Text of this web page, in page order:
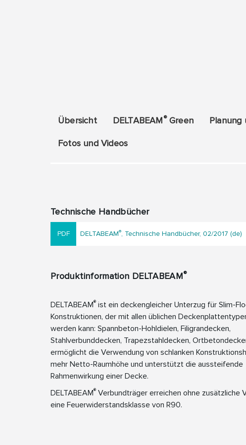
Übersicht DELTABEAM®Green Planung
Fotos und Videos
Technische Handbücher
DELTABEAM®, Technische Handbücher, 02/2017 (de)
Produktinformation DELTABEAM®
DELTABEAM® ist ein deckengleicher Unterzug für Slim-
Konstruktionen, der mit allen üblichen
werden kann: Spannbeton-Hohldielen, Filigrandecken,
Stahlverbunddecken, Trapezstahldecken,
ermöglicht die Verwendung von schlanken
mehr Netto-Raumhöhe und unterstützt die aussteifende
Rahmenwirkung einer Decke.
DELTABEAM® Verbundträger erreichen ohne zusätzliche
eine Feuerwiderstandsklasse von R90.